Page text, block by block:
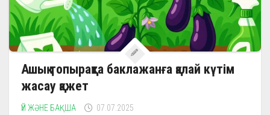
Ашық топырақта баклажанға қалай күтім
жасау қажет
ҮЙ ЖӘНЕ БАҚША 07.07.2025